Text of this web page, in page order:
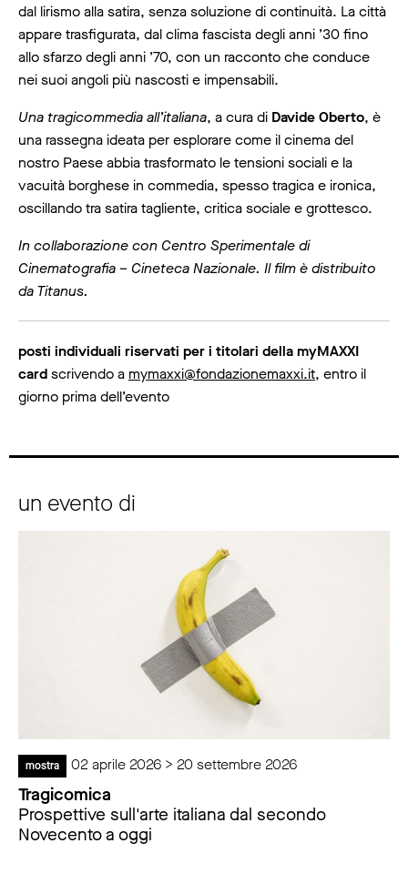
dal lirismo alla satira, senza soluzione di continuità. La città
appare trasfigurata, dal clima fascista degli anni ’30 fino
allo sfarzo degli anni ’70, con un racconto che conduce
nei suoi angoli più nascosti e impensabili.
Una tragicommedia all’italiana, a cura di Davide Oberto, è
una rassegna ideata per esplorare come il cinema del
nostro Paese abbia trasformato le tensioni sociali e la
vacuità borghese in commedia, spesso tragica e ironica,
oscillando tra satira tagliente, critica sociale e grottesco.
In collaborazione con Centro Sperimentale di
Cinematografia – Cineteca Nazionale. Il film è distribuito
da Titanus.
posti individuali riservati per i titolari della myMAXXI
cardscrivendo a mymaxxi@fondazionemaxxi.it, entro il
giorno prima dell’evento
un evento di
mostra 02 aprile 2026 > 20 settembre 2026
Tragicomica
Prospettive sull'arte italiana dal secondo
Novecento a oggi